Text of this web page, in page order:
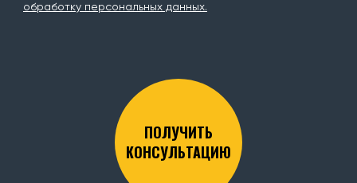
обработку персональных данных.
ПОЛУЧИТЬ
КОНСУЛЬТАЦИЮ